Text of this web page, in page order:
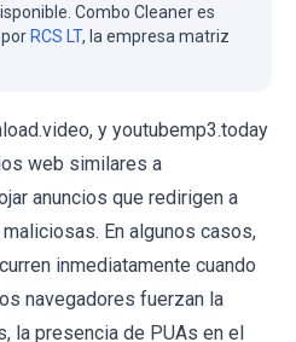
Combo Cleaner es
RCS LT, la empresa matriz
y youtubemp3.today
web similares a
anuncios que redirigen a
En algunos casos,
inmediatamente cuando
navegadores fuerzan la
la presencia de PUAs en el